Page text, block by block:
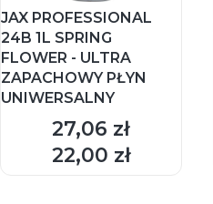
JAX PROFESSIONAL
24B 1L SPRING
FLOWER - ULTRA
ZAPACHOWY PŁYN
UNIWERSALNY
Cena
27,06 zł
Cena
22,00 zł
DO KOSZYKA